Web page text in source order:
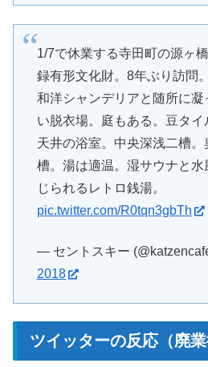
1/7で休業する寺田町の源ヶ
録有形文化財。8年ぶり訪問
和洋シャンデリアと随所に凝
い脱衣場。庭もある。豆タ
天井の浴室。中央深浅二槽。
槽。湯は適温。湿サウナと
じられるレトロ銭湯。
pic.twitter.com/R0tqn3gbTh
— セントスキー
2018
ツイッターの反応（廃業